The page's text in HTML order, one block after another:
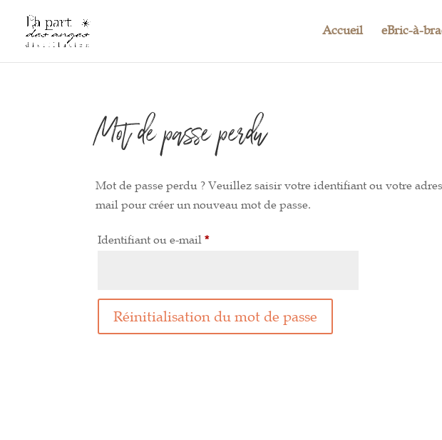
Accueil eBric-à-
Mot de passe perdu
Mot de passe perdu ? Veuillez saisir votre identifiant ou votre
mail pour créer un nouveau mot de passe.
Identifiant ou e-mail*Obligatoire
Réinitialisation du mot de passe